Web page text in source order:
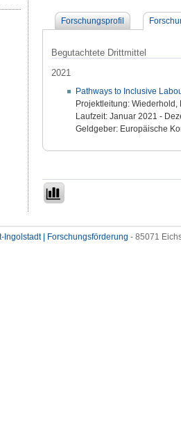
Forschungsprofil
Begutachtete Drittmittel
2021
Pathways to Inclusive
Projektleitung: Wiederhold,
Laufzeit: Januar 2021 -
Geldgeber: Europäische
Ingolstadt | Forschungsförderung - 85071